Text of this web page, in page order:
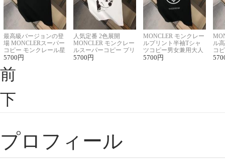
最高級バージョンの登
場 MONCLERスーパー
コピー モンクレール星
座半袖Tシャツ
5700 円
人気定番 2色展開
MONCLER モンクレー
ルスーパーコピー プリ
ント半袖Tシャツ
5700 円
MONCLER モンクレー
ルプリント半袖Tシャ
ツコピー男女兼用大人
可愛い春夏コーデ
5700 円
ル
コ
ィ
前
下
プロフィール